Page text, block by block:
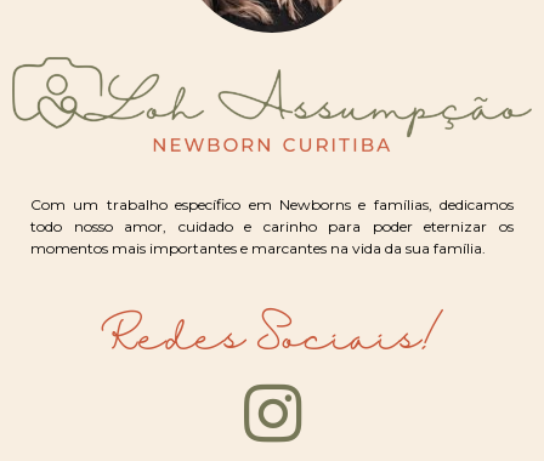
Com um trabalho específico em Newborns e famílias, dedicamos
todo nosso amor, cuidado e carinho para poder eternizar os
momentos mais importantes e marcantes na vida da sua família.
Redes Sociais!